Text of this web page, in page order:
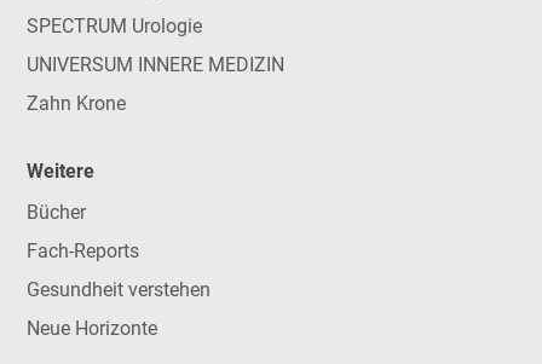
SPECTRUM Urologie
UNIVERSUM INNERE MEDIZIN
Zahn Krone
Weitere
Bücher
Fach-Reports
Gesundheit verstehen
Neue Horizonte